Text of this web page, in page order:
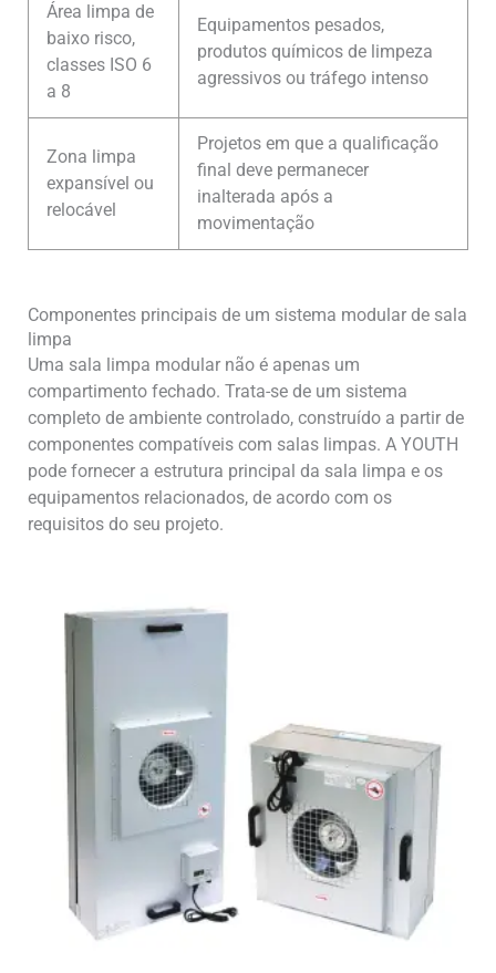
Área limpa de
baixo risco,
classes ISO 6
a 8
Equipamentos pesados,
produtos químicos de limpeza
agressivos ou tráfego intenso
Zona limpa
expansível ou
relocável
Projetos em que a qualificação
final deve permanecer
inalterada após a
movimentação
Componentes principais de um sistema modular de sala
limpa
Uma sala limpa modular não é apenas um
compartimento fechado. Trata-se de um sistema
completo de ambiente controlado, construído a partir de
componentes compatíveis com salas limpas. A YOUTH
pode fornecer a estrutura principal da sala limpa e os
equipamentos relacionados, de acordo com os
requisitos do seu projeto.